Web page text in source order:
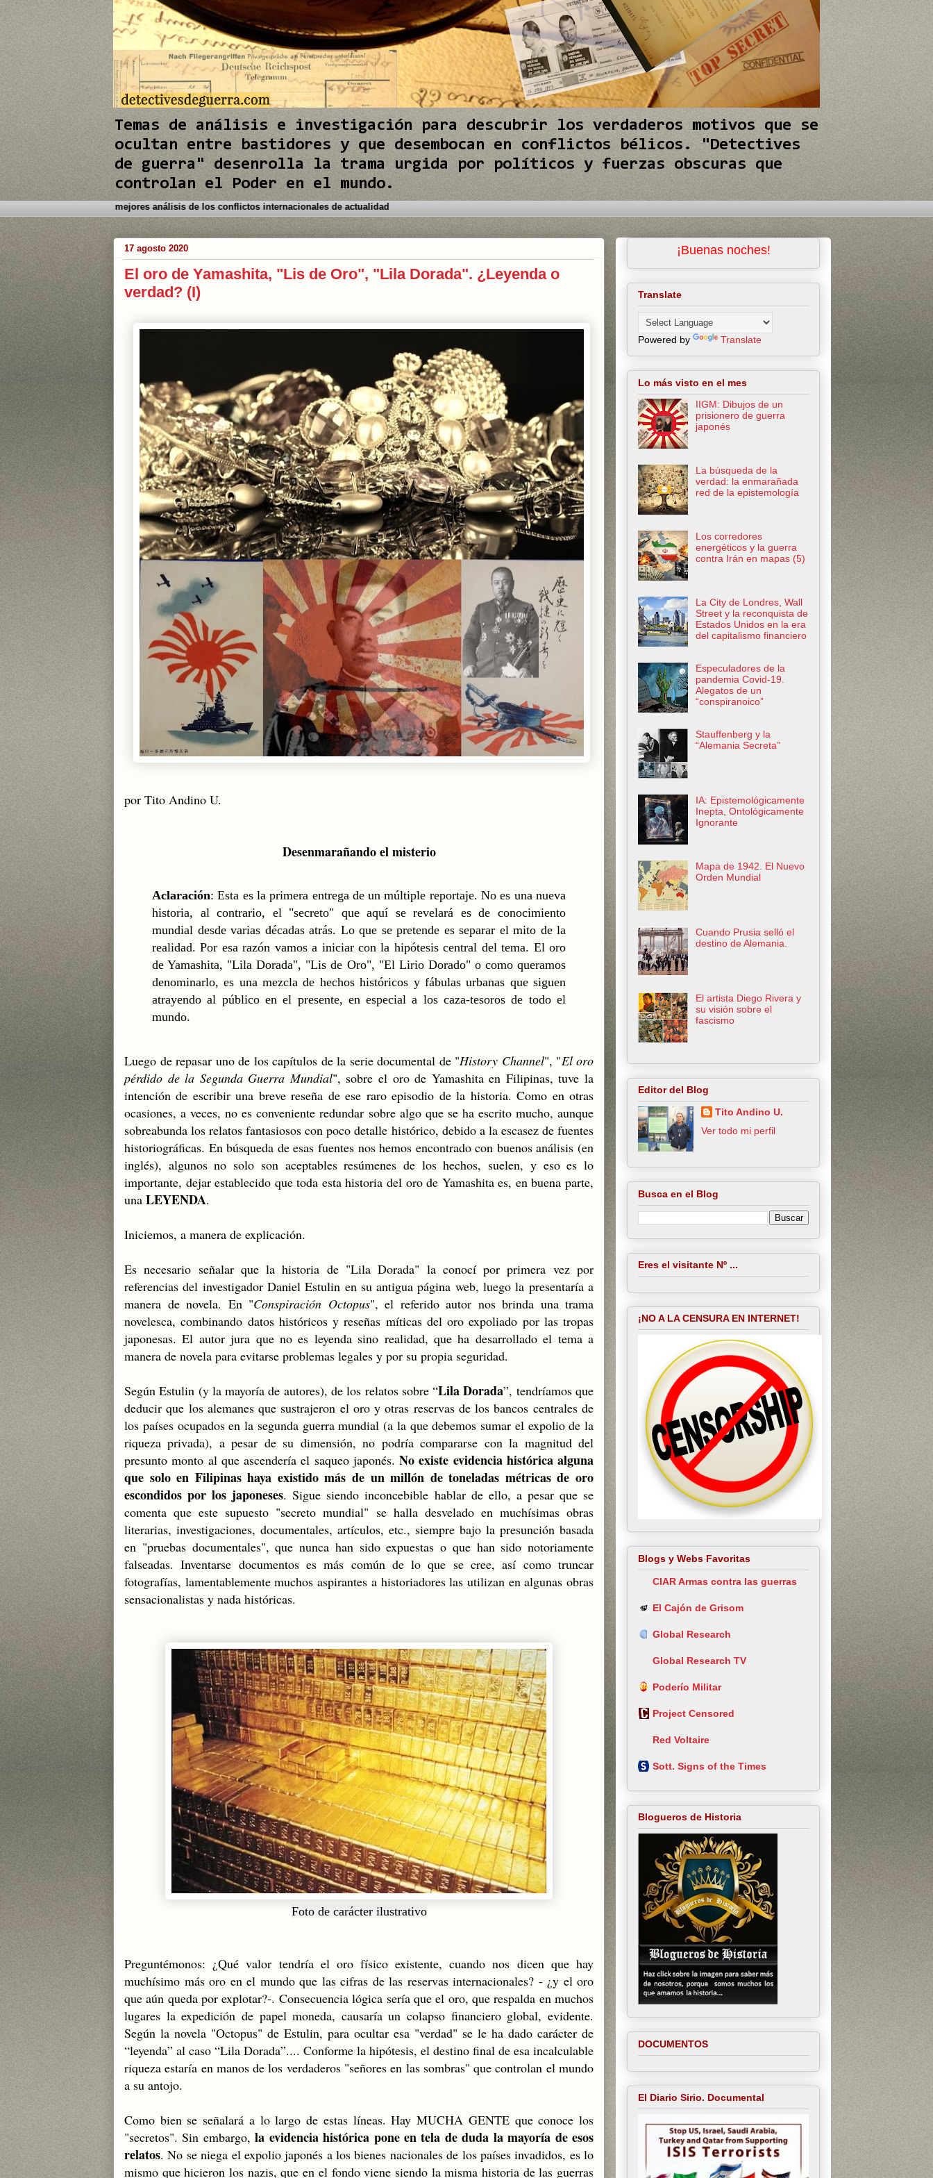
Temas de análisis e investigación para descubrir los verdaderos motivos que se
ocultan entre bastidores y que desembocan en conflictos bélicos. "Detectives
de guerra" desenrolla la trama urgida por políticos y fuerzas obscuras que
controlan el Poder en el mundo.
a este Blog. Detectives de Guerra le brinda los mejores análisis de los conflictos internacionales de actualidad
17 agosto 2020
El oro de Yamashita, "Lis de Oro", "Lila Dorada". ¿Leyenda o
verdad? (I)
por Tito Andino U.
Desenmarañando el misterio
Aclaración: Esta es la primera entrega de un múltiple reportaje. No es una nueva
historia, al contrario, el "secreto" que aquí se revelará es de conocimiento
mundial desde varias décadas atrás. Lo que se pretende es separar el mito de la
realidad. Por esa razón vamos a iniciar con la hipótesis central del tema. El oro
de Yamashita, "Lila Dorada", "Lis de Oro", "El Lirio Dorado" o como queramos
denominarlo, es una mezcla de hechos históricos y fábulas urbanas que siguen
atrayendo al público en el presente, en especial a los caza-tesoros de todo el
mundo.
Luego de repasar uno de los capítulos de la serie documental de "History Channel", "El oro
pérdido de la Segunda Guerra Mundial", sobre el oro de Yamashita en Filipinas, tuve la
intención de escribir una breve reseña de ese raro episodio de la historia. Como en otras
ocasiones, a veces, no es conveniente redundar sobre algo que se ha escrito mucho, aunque
sobreabunda los relatos fantasiosos con poco detalle histórico, debido a la escasez de fuentes
historiográficas. En búsqueda de esas fuentes nos hemos encontrado con buenos análisis (en
inglés), algunos no solo son aceptables resúmenes de los hechos, suelen, y eso es lo
importante, dejar establecido que toda esta historia del oro de Yamashita es, en buena parte,
una LEYENDA.
Iniciemos, a manera de explicación.
Es necesario señalar que la historia de "Lila Dorada" la conocí por primera vez por
referencias del investigador Daniel Estulin en su antigua página web, luego la presentaría a
manera de novela. En "Conspiración Octopus", el referido autor nos brinda una trama
novelesca, combinando datos históricos y reseñas míticas del oro expoliado por las tropas
japonesas. El autor jura que no es leyenda sino realidad, que ha desarrollado el tema a
manera de novela para evitarse problemas legales y por su propia seguridad.
Según Estulin (y la mayoría de autores), de los relatos sobre “Lila Dorada”, tendríamos que
deducir que los alemanes que sustrajeron el oro y otras reservas de los bancos centrales de
los países ocupados en la segunda guerra mundial (a la que debemos sumar el expolio de la
riqueza privada), a pesar de su dimensión, no podría compararse con la magnitud del
presunto monto al que ascendería el saqueo japonés. No existe evidencia histórica alguna
que solo en Filipinas haya existido más de un millón de toneladas métricas de oro
escondidos por los japoneses. Sigue siendo inconcebible hablar de ello, a pesar que se
comenta que este supuesto "secreto mundial" se halla desvelado en muchísimas obras
literarias, investigaciones, documentales, artículos, etc., siempre bajo la presunción basada
en "pruebas documentales", que nunca han sido expuestas o que han sido notoriamente
falseadas. Inventarse documentos es más común de lo que se cree, así como truncar
fotografías, lamentablemente muchos aspirantes a historiadores las utilizan en algunas obras
sensacionalistas y nada históricas.
Foto de carácter ilustrativo
Preguntémonos: ¿Qué valor tendría el oro físico existente, cuando nos dicen que hay
muchísimo más oro en el mundo que las cifras de las reservas internacionales? - ¿y el oro
que aún queda por explotar?-. Consecuencia lógica sería que el oro, que respalda en muchos
lugares la expedición de papel moneda, causaría un colapso financiero global, evidente.
Según la novela "Octopus" de Estulin, para ocultar esa "verdad" se le ha dado carácter de
“leyenda” al caso “Lila Dorada”.... Conforme la hipótesis, el destino final de esa incalculable
riqueza estaría en manos de los verdaderos "señores en las sombras" que controlan el mundo
a su antojo.
Como bien se señalará a lo largo de estas líneas. Hay MUCHA GENTE que conoce los
"secretos". Sin embargo,la evidencia histórica pone en tela de duda la mayoría de esos
relatos. No se niega el expolio japonés a los bienes nacionales de los países invadidos, es lo
mismo que hicieron los nazis, que en el fondo viene siendo la misma historia de las guerras
I
¡Buenas noches!
Translate
Powered by Translate
Lo más visto en el mes
IIGM: Dibujos de un
prisionero de guerra
japonés
La búsqueda de la
verdad: la enmarañada
red de la epistemología
Los corredores
energéticos y la guerra
contra Irán en mapas (5)
La City de Londres, Wall
Street y la reconquista de
Estados Unidos en la era
del capitalismo financiero
Especuladores de la
pandemia Covid-19.
Alegatos de un
“conspiranoico”
Stauffenberg y la
“Alemania Secreta”
IA: Epistemológicamente
Inepta, Ontológicamente
Ignorante
Mapa de 1942. El Nuevo
Orden Mundial
Cuando Prusia selló el
destino de Alemania.
El artista Diego Rivera y
su visión sobre el
fascismo
Editor del Blog
Tito Andino U.
Ver todo mi perfil
Busca en el Blog
Eres el visitante Nº ...
¡NO A LA CENSURA EN INTERNET!
Blogs y Webs Favoritas
CIAR Armas contra las guerras
El Cajón de Grisom
Global Research
Global Research TV
Poderío Militar
Project Censored
Red Voltaire
Sott. Signs of the Times
Blogueros de Historia
DOCUMENTOS
El Diario Sirio. Documental